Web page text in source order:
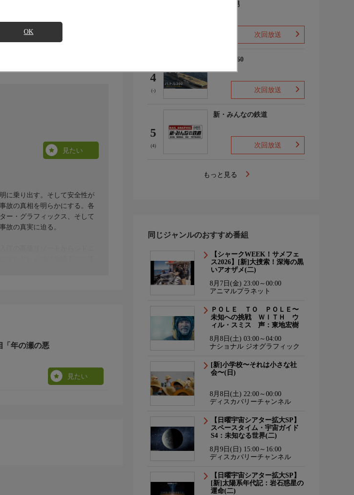
OK
見たい
に乗り出す。そして安全性が
故の真相を明らかにする。各
ー・グラフィックス、そして
故の真実に迫る。
エルサレム湾に急降下して墜
「年の瀬の悪
見たい
ザ・森男
次回放送
4
(-)
バトル360
次回放送
5
(4)
新・みんなの鉄道
次回放送
もっと見る
同じジャンルのおすすめ番組
【シャークWEEK！サメフェ
ス2026】[新]大捜索！深海の黒
いアオザメ(二)
8月7日(金) 23:00～00:00
アニマルプラネット
ＰＯＬＥ ＴＯ ＰＯＬＥ〜
未知への挑戦 ＷＩＴＨ ウ
ィル・スミス 声：東地宏樹
8月8日(土) 03:00～04:00
ナショナル ジオグラフィック
[新]小学校〜それは小さな社
会〜(日)
8月8日(土) 22:00～00:00
ディスカバリーチャンネル
【日曜宇宙シアター拡大SP】
スペースタイム・宇宙ガイド
S4：未知なる世界(二)
8月9日(日) 15:00～16:00
ディスカバリーチャンネル
【日曜宇宙シアター拡大SP】
[新]太陽系年代記：岩石惑星の
運命(二)